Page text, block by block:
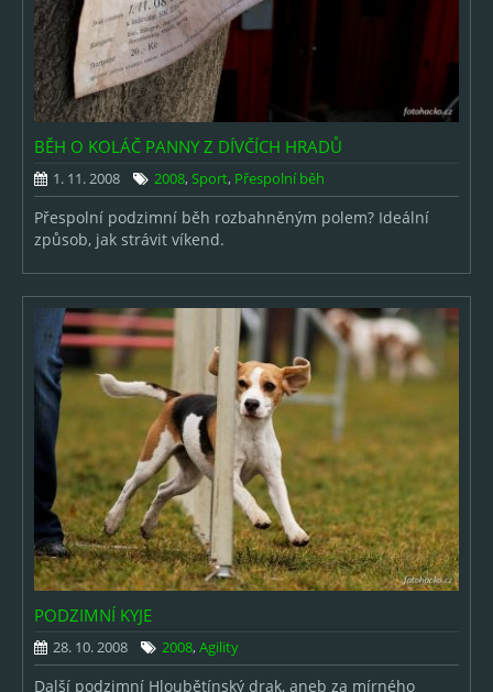
BĚH O KOLÁČ PANNY Z DÍVČÍCH HRADŮ
1. 11. 2008 2008,Sport, Přespolní běh
Přespolní podzimní běh rozbahněným polem? Ideální
způsob, jak strávit víkend.
PODZIMNÍ KYJE
28. 10. 2008 2008,Agility
Další podzimní Hloubětínský drak, aneb za mírného